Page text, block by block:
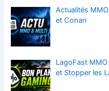
Actualités
et Conan
LagoFast
et Stopper les